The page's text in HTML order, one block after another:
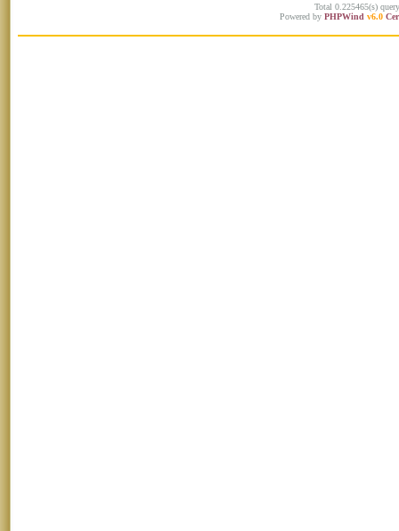
Total 0.225465(s)
Powered by PHPWind v6.0